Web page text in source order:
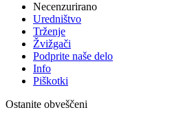
Necenzurirano
Uredništvo
Trženje
Žvižgači
Podprite naše delo
Info
Piškotki
Ostanite obveščeni